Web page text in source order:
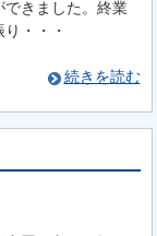
できました。終業
・・・
続きを読む